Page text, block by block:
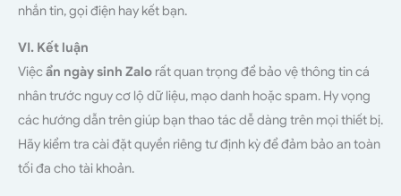
nhắn tin, gọi điện hay kết bạn.
VI. Kết luận
Việcẩn ngày sinh Zalo rất quan trọng để bảo vệ thông tin cá
nhân trước nguy cơ lộ dữ liệu, mạo danh hoặc spam. Hy vọng
các hướng dẫn trên giúp bạn thao tác dễ dàng trên mọi thiết bị.
Hãy kiểm tra cài đặt quyền riêng tư định kỳ để đảm bảo an toàn
tối đa cho tài khoản.